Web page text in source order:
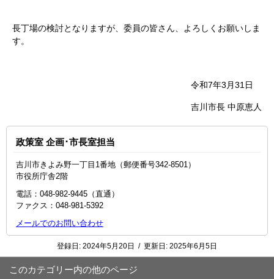
長丁場の検討となりますが、委員の皆さん、よろしくお願いしま
す。
令和7年3月31日
吉川市長 中原恵人
政策室 企画･市長室担当
吉川市きよみ野一丁目1番地（郵便番号342-8501）
市役所庁舎2階
電話：048‐982‐9445（直通）
ファクス：048-981-5392
メールでのお問い合わせ
登録日: 2024年5月20日 / 更新日: 2025年6月5日
このカテゴリー内の他のページ